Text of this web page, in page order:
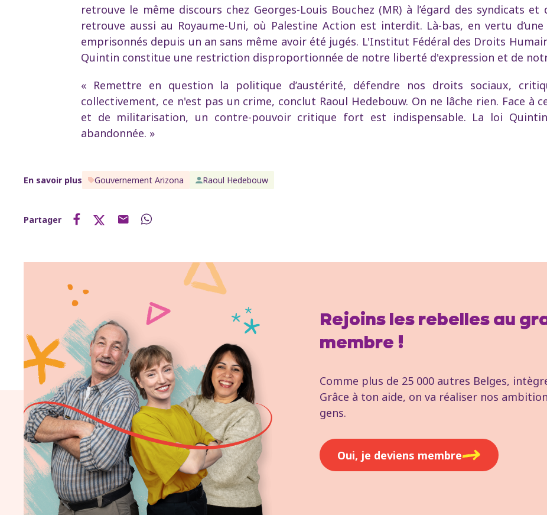
retrouve le même discours chez Georges-Louis Bouchez (MR) à l’égard des syndicats
retrouve aussi au Royaume-Uni, où Palestine Action est interdit. Là-bas, en vertu
emprisonnés depuis un an sans même avoir été jugés. L'Institut Fédéral des Droits
Quintin constitue une restriction disproportionnée de notre liberté d'expression et de
« Remettre en question la politique d’austérité, défendre nos droits sociaux,
collectivement, ce n'est pas un crime, conclut Raoul Hedebouw. On ne lâche rien. Face à
et de militarisation, un contre-pouvoir critique fort est indispensable. La loi
abandonnée. »
En savoir plus Gouvernement Arizona Raoul Hedebouw
Partager
Rejoins les rebelles au
membre !
Comme plus de 25 000 autres Belges,
Grâce à ton aide, on va réaliser nos
gens.
Oui, je deviens membre